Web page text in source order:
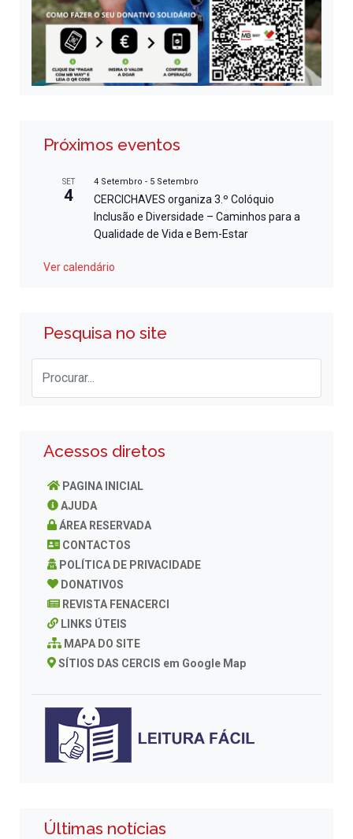
Próximos eventos
SET
4
4 Setembro - 5 Setembro
CERCICHAVES organiza 3.º Colóquio
Inclusão e Diversidade – Caminhos para a
Qualidade de Vida e Bem-Estar
Ver calendário
Pesquisa no site
Acessos diretos
PAGINA INICIAL
AJUDA
ÁREA RESERVADA
CONTACTOS
POLÍTICA DE PRIVACIDADE
DONATIVOS
REVISTA FENACERCI
LINKS ÚTEIS
MAPA DO SITE
SÍTIOS DAS CERCIS em Google Map
Últimas notícias